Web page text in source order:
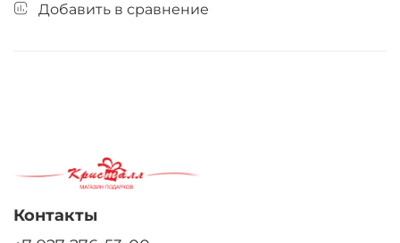
Добавить в сравнение
Контакты